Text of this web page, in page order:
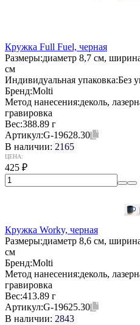
Кружка Full Fuel, черная
Размеры:диаметр 8,7 см,
см
Индивидуальная упаковка:Без
Бренд:Molti
Метод нанесения:деколь,
гравировка
Вес:388.89 г
Артикул:G-19628.30
В наличии: 2165
ЦЕНА:
425 ₽
Кружка Worky, черная
Размеры:диаметр 8,6 см,
см
Бренд:Molti
Метод нанесения:деколь,
гравировка
Вес:413.89 г
Артикул:G-19625.30
В наличии: 2843